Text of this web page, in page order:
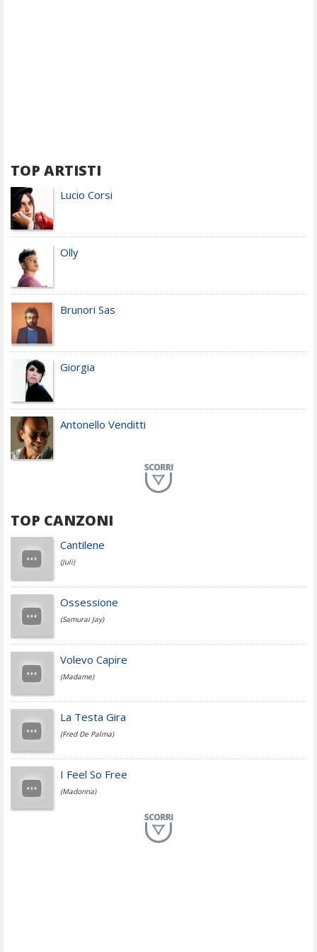
TOP ARTISTI
Lucio Corsi
Olly
Brunori Sas
Giorgia
Antonello Venditti
Achille Lauro
Cesare Cremonini
Jovanotti
Fedez
Simone Cristicchi
TOP CANZONI
Cantilene
(Juli)
Ossessione
(Samurai Jay)
Volevo Capire
(Madame)
La Testa Gira
(Fred De Palma)
I Feel So Free
(Madonna)